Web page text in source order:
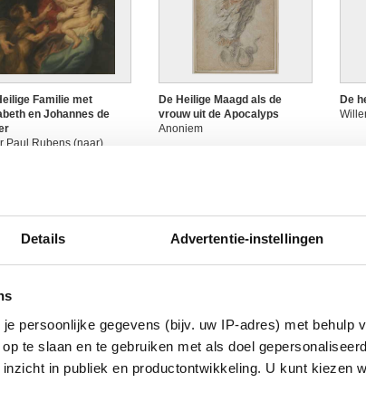
Details Advertentie-instellingen
persoonlijke gegevens (bijv. uw IP-adres) met behulp
te slaan en te gebruiken met als doel
in publiek en productontwikkeling. U kunt kiezen
Familie met
en Johannes de
Paul Rubens (naar)
De Heilige Maagd als de
vrouw uit de Apocalyps
Anoniem
De
van Maria
Paul Rubens en atelier
De kruisafname
Antoine Wiertz (naar Peter
Paul Rubens)
De